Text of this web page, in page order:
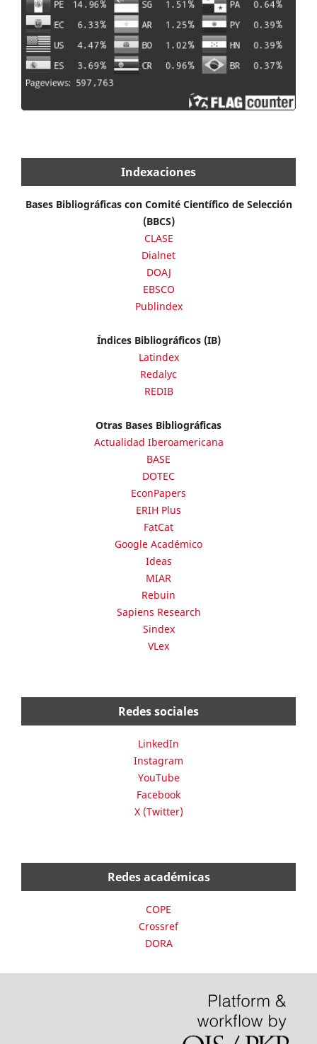
Indexaciones
Bases Bibliográficas con Comité Científico de Selección
(BBCS)
CLASE
Dialnet
DOAJ
EBSCO
Publindex
Índices Bibliográficos (IB)
Latindex
Redalyc
REDIB
Otras Bases Bibliográficas
Actualidad Iberoamericana
BASE
DOTEC
EconPapers
ERIH Plus
FatCat
Google Académico
Ideas
MIAR
Rebuin
Sapiens Research
Sindex
VLex
Redes sociales
LinkedIn
Instagram
YouTube
Facebook
X (Twitter)
Redes académicas
COPE
Crossref
DORA